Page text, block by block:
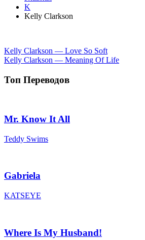
K
Kelly Clarkson
Kelly Clarkson — Love So Soft
Kelly Clarkson — Meaning Of Life
Топ Переводов
Mr. Know It All
Teddy Swims
Gabriela
KATSEYE
Where Is My Husband!